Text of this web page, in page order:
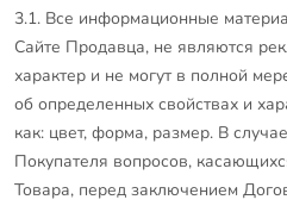
3.1. Все информационные
Сайте Продавца, не являются
характер и не могут в полной
об определенных свойствах и
как: цвет, форма, размер. В
Покупателя вопросов,
Товара, перед заключением